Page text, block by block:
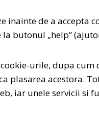
inainte de a accepta
la butonul „help”
urile, dupa
plasarea acestora.
iar unele servicii si